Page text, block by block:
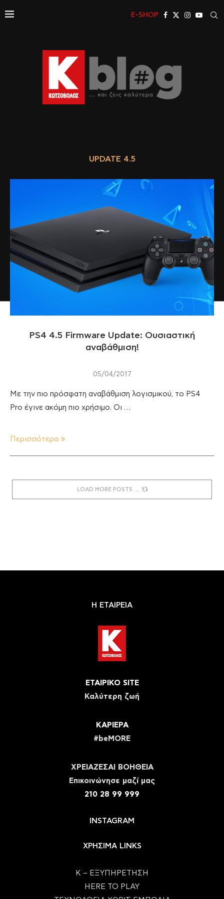
E-SHOP
UPDATE 4.5
PS4 4.5 Firmware Update: Ουσιαστική
αναβάθμιση!
05/04/2017
Με την πιο πρόσφατη αναβάθμιση λογισμικού, το PS4
Pro έγινε ακόμη πιο χρήσιμο. Οι …
Περισσότερα
LOAD MORE POSTS
Η ΕΤΑΙΡΕΙΑ
ΕΤΑΙΡΙΚΟ SITE
Καλύτερη ζωή
ΚΑΡΙΕΡΑ
#beMORE
ΧΡΕΙΑΖΕΣΑΙ ΒΟΗΘΕΙΑ
Eπικοινώνησε μαζί μας
210 28 99 999
INSTAGRAM
ΧΡΗΣΙΜΑ LINKS
Κ – ΕΞΥΠΗΡΕΤΗΣΗ
HERE TO PLAY